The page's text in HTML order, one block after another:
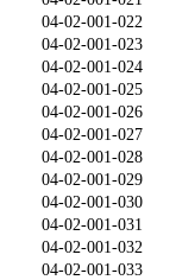
04-02-001-022
04-02-001-023
04-02-001-024
04-02-001-025
04-02-001-026
04-02-001-027
04-02-001-028
04-02-001-029
04-02-001-030
04-02-001-031
04-02-001-032
04-02-001-033